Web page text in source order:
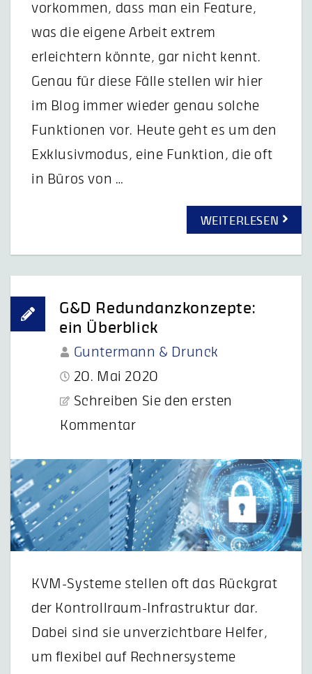
vorkommen, dass man ein Feature,
was die eigene Arbeit extrem
erleichtern könnte, gar nicht kennt.
Genau für diese Fälle stellen wir hier
im Blog immer wieder genau solche
Funktionen vor. Heute geht es um den
Exklusivmodus, eine Funktion, die oft
in Büros von …
WEITERLESEN
G&D Redundanzkonzepte:
ein Überblick
Guntermann & Drunck
20. Mai 2020
Schreiben Sie den ersten
Kommentar
KVM-Systeme stellen oft das Rückgrat
der Kontrollraum-Infrastruktur dar.
Dabei sind sie unverzichtbare Helfer,
um flexibel auf Rechnersysteme